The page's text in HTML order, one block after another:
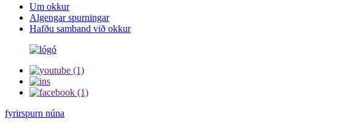
Um okkur
Algengar spurningar
Hafðu samband við okkur
fyrirspurn núna